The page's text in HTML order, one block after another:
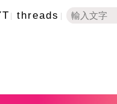
threads